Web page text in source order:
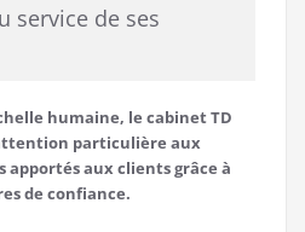
service de ses
humaine, le cabinet TD
particulière aux
apportés aux clients grâce à
de confiance.